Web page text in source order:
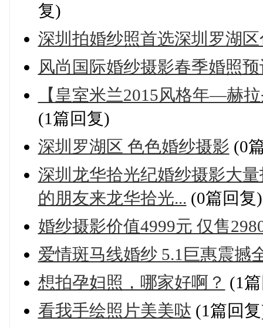
复)
深圳拍婚纱照首选深圳罗湖
风尚国际婚纱摄影春季婚照
【皇室米兰2015风格年—赫
(1篇回复)
深圳罗湖区 色色婚纱摄影 (0
深圳龙华拾光纪婚纱摄影大
的朋友来龙华拾光... (0篇回复)
婚纱摄影价值4999元 仅售
爱情斑马线婚纱 5.1巨惠震撼
想拍孕妇照，哪家好啊？ (1
看我手绘照片美美哒 (1篇回